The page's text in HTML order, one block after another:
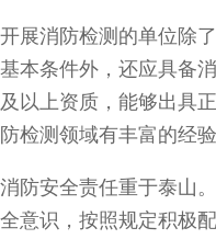
开展消防检测的单位除
基本条件外，还应具备
及以上资质，能够出具
防检测领域有丰富的经验
消防安全责任重于泰山
全意识，按照规定积极